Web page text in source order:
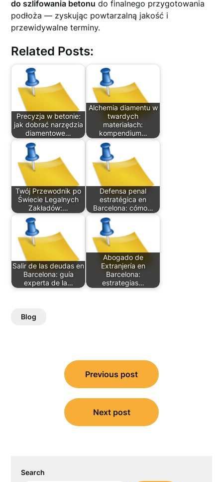
do szlifowania betonu do finalnego przygotowania
podłoża — zyskując powtarzalną jakość i
przewidywalne terminy.
Related Posts:
Precyzja w betonie:
jak dobrać narzędzia
diamentowe…
Alchemia diamentu w
twardych
materiałach:
kompendium…
Twój Przewodnik po
Świecie Legalnych
Zakładów:…
Defensa penal
estratégica en
Barcelona: cómo…
Salir de las deudas en
Barcelona: guía
experta de la…
Abogado de
Extranjería en
Barcelona:
estrategias…
Blog
navigation
Previous post
Next post
Search